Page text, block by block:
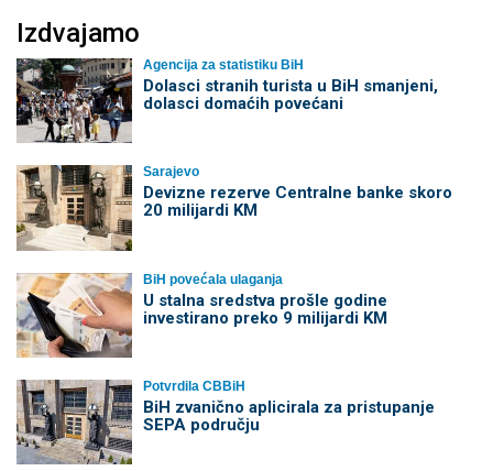
Izdvajamo
Agencija za statistiku BiH
Dolasci stranih turista u BiH smanjeni,
dolasci domaćih povećani
Sarajevo
Devizne rezerve Centralne banke skoro
20 milijardi KM
BiH povećala ulaganja
U stalna sredstva prošle godine
investirano preko 9 milijardi KM
Potvrdila CBBiH
BiH zvanično aplicirala za pristupanje
SEPA području